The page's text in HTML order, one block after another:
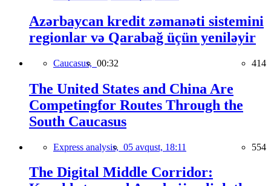
Azərbaycan kredit zəmanəti sistemini
regionlar və Qarabağ üçün yeniləyir
Caucasus, 00:32 414
The United States and China Are
Competingfor Routes Through the
South Caucasus
Express analysis, 05 avqust, 18:11 554
The Digital Middle Corridor: